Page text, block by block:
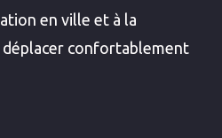
en ville et à la
déplacer confortablement